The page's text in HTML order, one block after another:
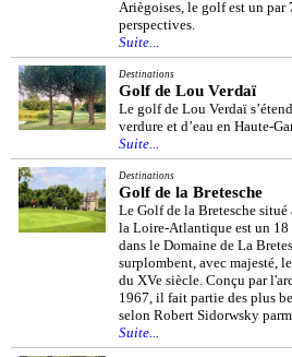
Ariègoises, le golf est un
perspectives.
Suite...
Destinations
Golf de Lou Verdaï
Le golf de Lou Verdaï
verdure et d’eau en Haute-
Suite...
Destinations
Golf de la Bretesche
Le Golf de la Bretesche
la Loire-Atlantique est un
dans le Domaine de La
surplombent, avec majesté,
du XVe siècle. Conçu par
1967, il fait partie des plus
selon Robert Sidorwsky
Suite...